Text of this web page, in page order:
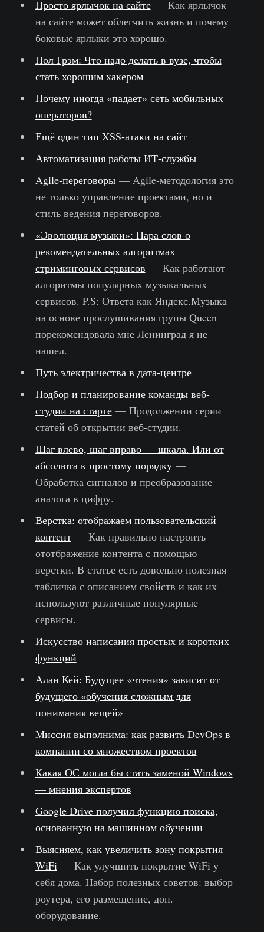
Просто ярлычок на сайте— Как ярлычок
на сайте может облегчить жизнь и почему
боковые ярлыки это хорошо.
Пол Грэм: Что надо делать в вузе, чтобы
стать хорошим хакером
Почему иногда «падает» сеть мобильных
операторов?
Ещё один тип XSS-атаки на сайт
Автоматизация работы ИТ-службы
Agile-переговоры— Agile-методология это
не только управление проектами, но и
стиль ведения переговоров.
«Эволюция музыки»: Пара слов о
рекомендательных алгоритмах
стриминговых сервисов — Как работают
алгоритмы популярных музыкальных
сервисов. P.S: Ответа как Яндекс.Музыка
на основе прослушивания групы Queen
порекомендовала мне Ленинград я не
нашел.
Путь электричества в дата-центре
Подбор и планирование команды веб-
студии на старте— Продолжении серии
статей об открытии веб-студии.
Шаг влево, шаг вправо — шкала. Или от
абсолюта к простому порядку—
Обработка сигналов и преобразование
аналога в цифру.
Верстка: отображаем пользовательский
контент— Как правильно настроить
ототбражение контента с помощью
верстки. В статье есть довольно полезная
табличка с описанием свойств и как их
используют различные популярные
сервисы.
Искусство написания простых и коротких
функций
Алан Кей: Будущее «чтения» зависит от
будущего «обучения сложным для
понимания вещей»
Миссия выполнима: как развить DevOps в
компании со множеством проектов
Какая ОС могла бы стать заменой Windows
— мнения экспертов
Google Drive получил функцию поиска,
основанную на машинном обучении
Выясняем, как увеличить зону покрытия
WiFi— Как улучшить покрытие WiFi у
себя дома. Набор полезных советов: выбор
роутера, его размещение, доп.
оборудование.